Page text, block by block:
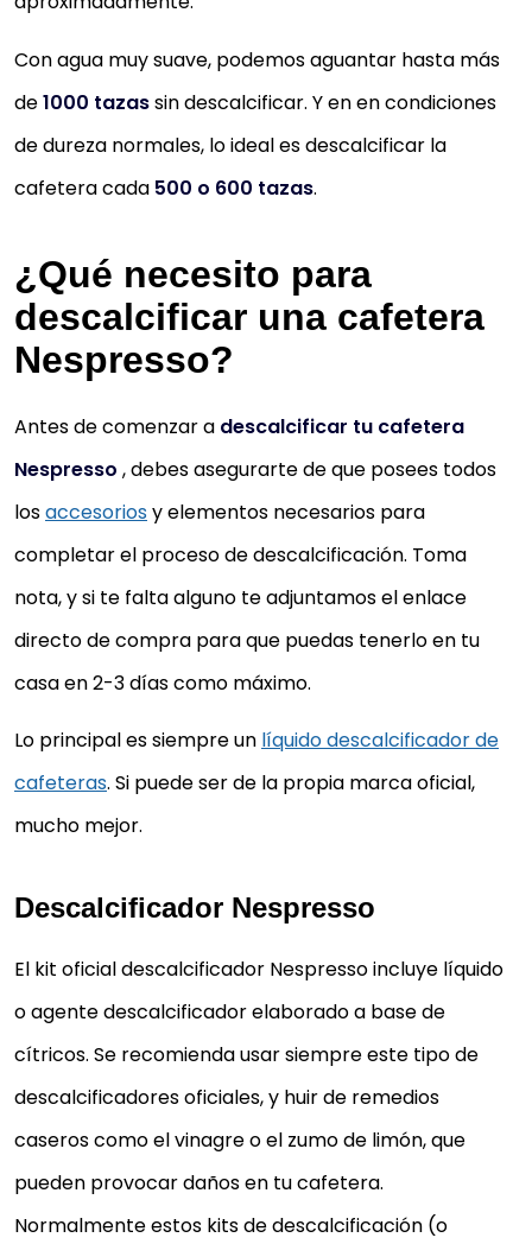
Con agua muy suave, podemos aguantar hasta más
de1000 tazassin descalcificar. Y en en condiciones
de dureza normales, lo ideal es descalcificar la
cafetera cada 500 o 600 tazas.
¿Qué necesito para
descalcificar una cafetera
Nespresso?
Antes de comenzar a descalcificar tu cafetera
Nespresso , debes asegurarte de que posees todos
losaccesoriosy elementos necesarios para
completar el proceso de descalcificación. Toma
nota, y si te falta alguno te adjuntamos el enlace
directo de compra para que puedas tenerlo en tu
casa en 2-3 días como máximo.
Lo principal es siempre un líquido descalcificador de
cafeteras. Si puede ser de la propia marca oficial,
mucho mejor.
Descalcificador Nespresso
El kit oficial descalcificador Nespresso incluye líquido
o agente descalcificador elaborado a base de
cítricos. Se recomienda usar siempre este tipo de
descalcificadores oficiales, y huir de remedios
caseros como el vinagre o el zumo de limón, que
pueden provocar daños en tu cafetera.
Normalmente estos kits de descalcificación (o